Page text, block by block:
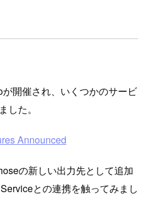
開催され、いくつかのサービ
した。
Announced
の新しい出力先として追加
との連携を触ってみまし